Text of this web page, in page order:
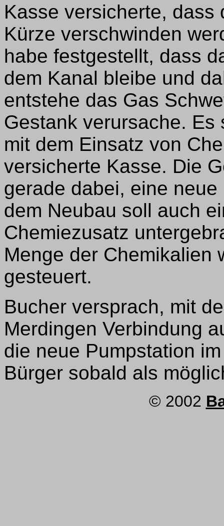
Kasse versicherte,
Kürze verschwinden
habe festgestellt, dass
dem Kanal bleibe und
entstehe das Gas
Gestank verursache.
mit dem Einsatz von
versicherte Kasse. Die
gerade dabei, eine
dem Neubau soll auch
Chemiezusatz
Menge der Chemikalien
gesteuert.
Bucher versprach, mit
Merdingen Verbindung
die neue Pumpstation
Bürger sobald als
© 2002